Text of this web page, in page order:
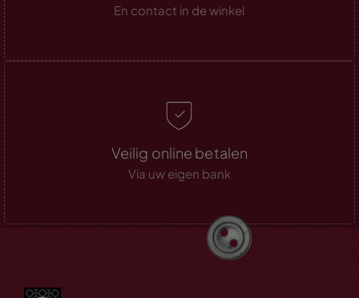
En contact in de winkel
Veilig online betalen
Via uw eigen bank